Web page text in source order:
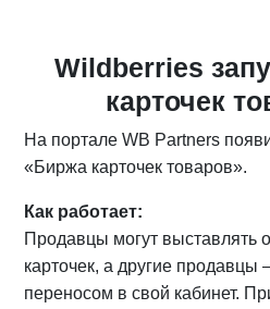
Wildberries
карточек
На портале WB Partners
«Биржа карточек товаров».
Как работает:
Продавцы могут выставлять
карточек, а другие продавцы
переносом в свой кабинет.